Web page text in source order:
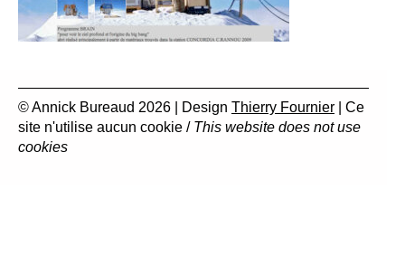
© Annick Bureaud 2026 | Design Thierry Fournier | Ce
site n'utilise aucun cookie / This website does not use
cookies